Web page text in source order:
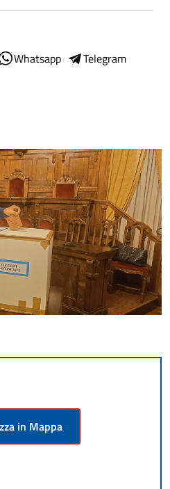
Whatsapp
Telegram
in Mappa